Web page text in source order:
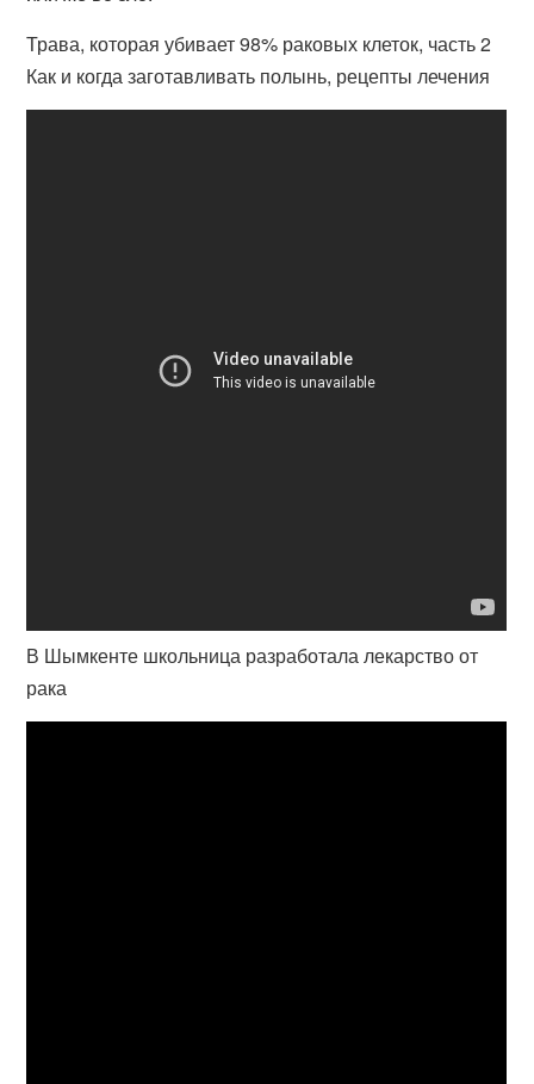
Трава, которая убивает 98% раковых клеток, часть 2
Как и когда заготавливать полынь, рецепты лечения
В Шымкенте школьница разработала лекарство от
рака